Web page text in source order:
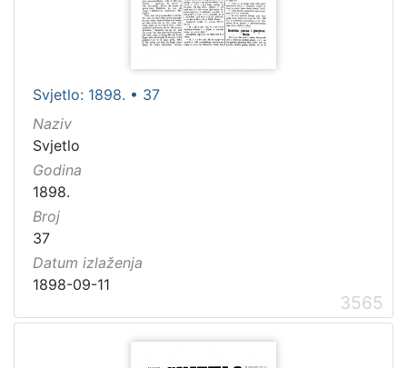
Svjetlo: 1898. • 37
Naziv
Svjetlo
Godina
1898.
Broj
37
Datum izlaženja
1898-09-11
3565